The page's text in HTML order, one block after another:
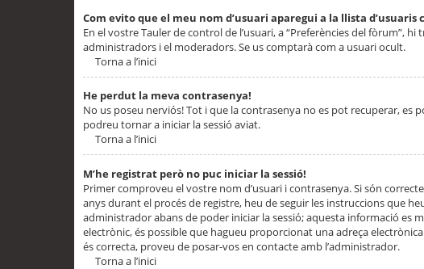
Com evito que el meu nom d’usuari aparegui a la llista d’usuaris
En el vostre Tauler de control de l’usuari, a “Preferències del fòrum”, hi
administradors i el moderadors. Se us comptarà com a usuari ocult.
Torna a l’inici
He perdut la meva contrasenya!
No us poseu nerviós! Tot i que la contrasenya no es pot recuperar, es
podreu tornar a iniciar la sessió aviat.
Torna a l’inici
M’he registrat però no puc iniciar la sessió!
Primer comproveu el vostre nom d’usuari i contrasenya. Si són
anys durant el procés de registre, heu de seguir les instruccions que
administrador abans de poder iniciar la sessió; aquesta informació es
electrònic, és possible que hagueu proporcionat una adreça
és correcta, proveu de posar-vos en contacte amb l’administrador.
Torna a l’inici